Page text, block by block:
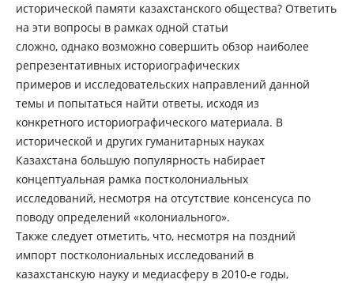
исторической памяти казахстанского общества? Ответить
на эти вопросы в рамках одной статьи
сложно, однако возможно совершить обзор наиболее
репрезентативных историографических
примеров и исследовательских направлений данной
темы и попытаться найти ответы, исходя из
конкретного историографического материала. В
исторической и других гуманитарных науках
Казахстана большую популярность набирает
концептуальная рамка постколониальных
исследований, несмотря на отсутствие консенсуса по
поводу определений «колониального».
Также следует отметить, что, несмотря на поздний
импорт постколониальных исследований в
казахстанскую науку и медиасферу в 2010-е годы,